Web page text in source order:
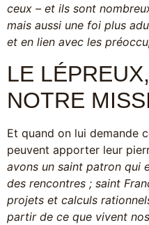
ceux – et ils sont
mais aussi une foi plus
et en lien avec les
LE
NOTRE
Et quand on lui demande
peuvent apporter leur
avons un saint patron qui
des rencontres ; saint
projets et calculs
partir de ce que vivent